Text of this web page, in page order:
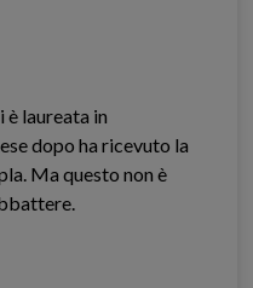
è laureata in
dopo ha ricevuto la
Ma questo non è